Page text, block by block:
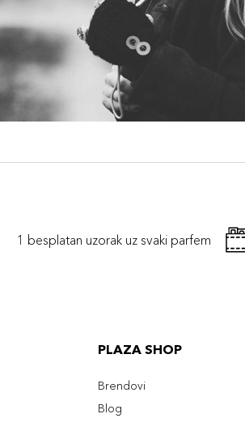
1 besplatan uzorak uz svaki parfem
PLAZA SHOP
Brendovi
Blog